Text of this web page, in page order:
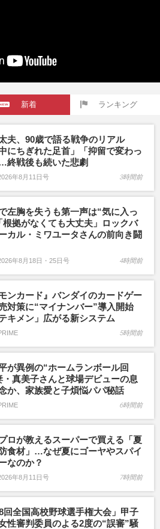
新着 ランキング
夫、90歳で語る戦争のリアル
中にちぎれた足首」「抑留で変わっ
終戦後も続いた悲劇
年8月11日号 3時間前
左胸を失うも第一声は“気に入っ
根拠がなくても大丈夫」ロックバ
カル・ミワユータさんの前向き闘
年8月18日・25日号 4時間前
モンカード』バンダイのカードゲー
対策に“マイナンバー”導入開始
テキメン」広がる新システム
5時間前
が異例の“ホームランボール回
・真美子さんと球場デビューの息
か、家族愛と子煩悩パパ秘話
6時間前
ロが教えるスーパーで買える「夏
食材」…なぜ夏にゴーヤやスパイ
なのか？
年8月11日号 7時間前
回全国高校野球選手権大会」甲子
性審判委員のよる2度の“誤審”騒